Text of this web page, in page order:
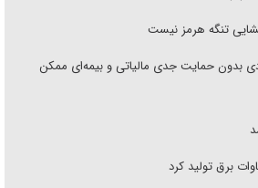
تنگه هرمز نیست
بدون حمایت جدی مالیاتی و بیمه‌ای ممکن